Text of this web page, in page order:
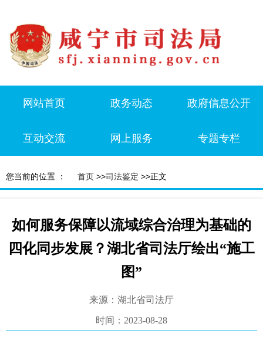
网站首页 政务动态 政府信息公开
互动交流 网上服务 专题专栏
您当前的位置 ： 首页 >>司法鉴定 >>正文
如何服务保障以流域综合治理为基础的
四化同步发展？湖北省司法厅绘出“施工
图”
来源：湖北省司法厅
时间：2023-08-28